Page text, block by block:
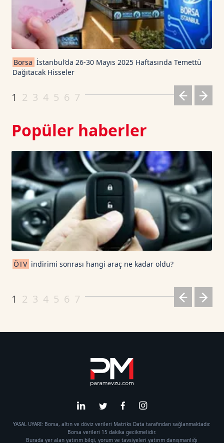
TRON TetherUS 0.3279 0.18
Cardano TetherUS 0.199 6.13
Borsa İstanbul’da 26-30 Mayıs 2025 Haftasında Temettü
Dağıtacak Hisseler
1 2 3 4 5 6 7
Popüler haberler
ÖTV indirimi sonrası hangi araç ne kadar oldu?
1 2 3 4 5 6 7
YASAL UYARI: Borsa, altın ve döviz verileri Matriks Data tarafından sağlanmaktadır.
Borsa verileri 15 dakika gecikmelidir.
Burada yer alan yatırım bilgi, yorum ve tavsiyeleri yatırım danışmanlığı